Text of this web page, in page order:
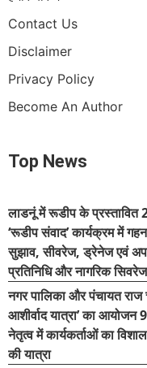
Contact Us
Disclaimer
Privacy Policy
Become An Author
Top News
लाडनूं में रूडीप के प्रस्तावित
‘रूडीप संवाद’ कार्यक्रम में
सुझाव, सीवरेज, ड्रेनेज एवं
प्रतिनिधि और नागरिक
नगर पालिका और पंचायत
आशीर्वाद यात्रा’ का
नेतृत्व में कार्यकर्ताओं का
की यात्रा